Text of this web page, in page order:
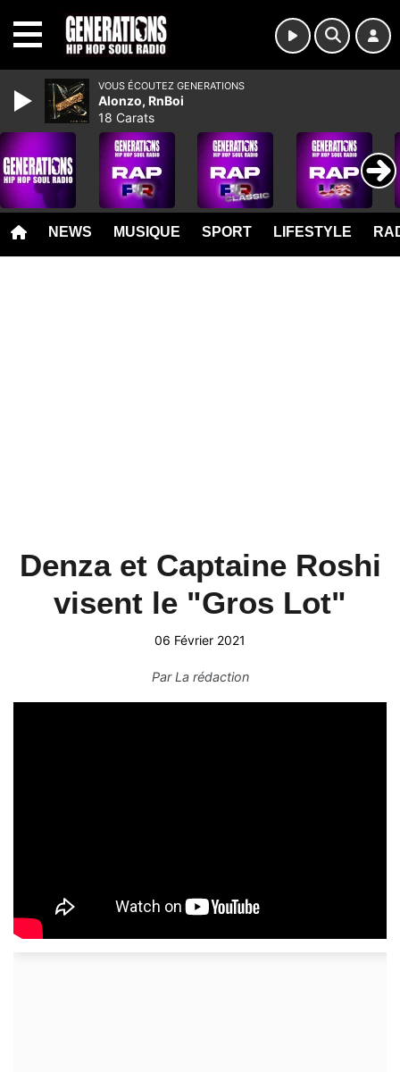
NEWS MUSIQUE SPORT LIFESTYLE
Denza et Captaine Roshi
visent le "Gros Lot"
06 Février 2021
ParLa rédaction
VOUS ÉCOUTEZ GENERATIONS
Alonzo, RnBoi
18 Carats